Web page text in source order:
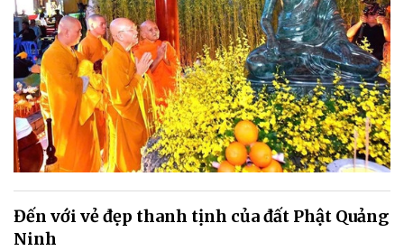
Đến với vẻ đẹp thanh tịnh của đất Phật Quảng
Ninh